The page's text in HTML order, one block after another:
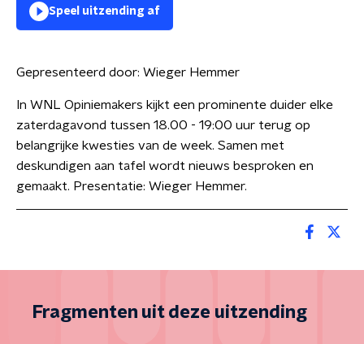
Speel uitzending af
Gepresenteerd door: Wieger Hemmer
In WNL Opiniemakers kijkt een prominente duider elke
zaterdagavond tussen 18.00 - 19:00 uur terug op
belangrijke kwesties van de week. Samen met
deskundigen aan tafel wordt nieuws besproken en
gemaakt. Presentatie: Wieger Hemmer.
Fragmenten uit deze uitzending